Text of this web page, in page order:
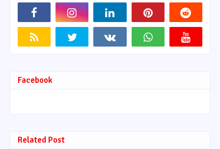
Facebook
Related Post